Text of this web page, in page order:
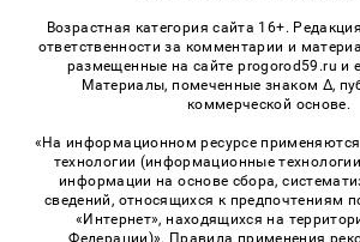
Возрастная категория сайта 16+.
ответственности за комментарии и
размещенные на сайте progorod59.ru и
Материалы, помеченные знаком Δ,
коммерческой основе.
«На информационном ресурсе
технологии (информационные
информации на основе сбора,
сведений, относящихся к предпочтениям
«Интернет», находящихся на
Федерации)». Правила применения